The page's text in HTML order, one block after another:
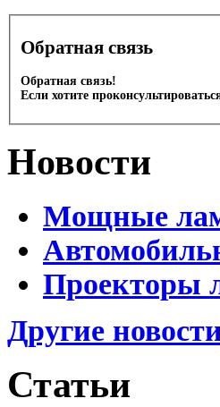
Обратная связь
Обратная связь!
Если хотите
Новости
Мощные
Проекторы
Другие
Статьи